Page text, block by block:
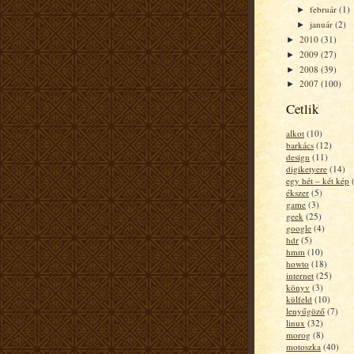
►február(1)
►január(2)
► 2010 (31)
► 2009 (27)
► 2008 (39)
► 2007 (100)
Cetlik
alkot (10)
barkács (12)
design (11)
digiketyere (14)
egy hét – két kép
ékszer (5)
game (3)
geek (25)
google (4)
hdr (5)
hmm (10)
howto (18)
internet (25)
könyv (3)
külfeld (10)
lenyűgöző (7)
linux (32)
morog (8)
motoszka (40)